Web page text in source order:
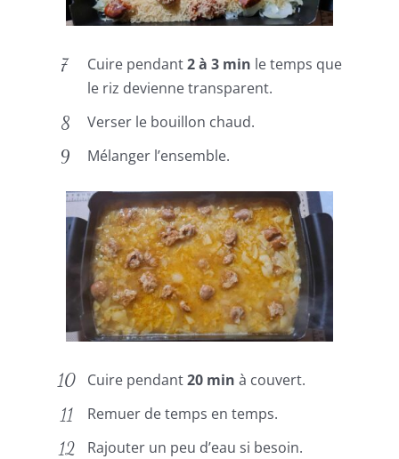
Cuire pendant2 à 3 min le temps que
le riz devienne transparent.
Verser le bouillon chaud.
Mélanger l’ensemble.
Cuire pendant20 min à couvert.
Remuer de temps en temps.
Rajouter un peu d’eau si besoin.